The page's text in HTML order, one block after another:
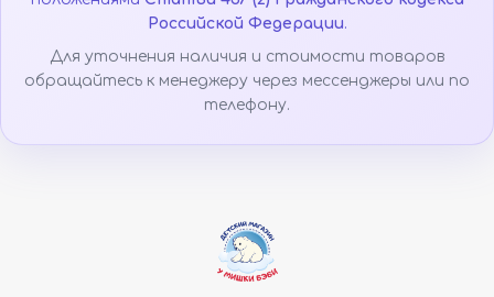
Российской Федерации.
Для уточнения наличия и стоимости товаров
обращайтесь к менеджеру через мессенджеры или по
телефону.